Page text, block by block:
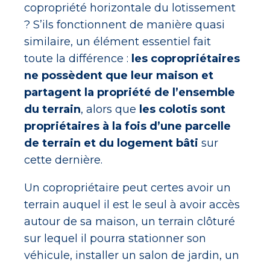
copropriété horizontale du lotissement
? S’ils fonctionnent de manière quasi
similaire, un élément essentiel fait
toute la différence : les copropriétaires
ne possèdent que leur maison et
partagent la propriété de l’ensemble
du terrain, alors que les colotis sont
propriétaires à la fois d’une parcelle
de terrain et du logement bâti sur
cette dernière.
Un copropriétaire peut certes avoir un
terrain auquel il est le seul à avoir accès
autour de sa maison, un terrain clôturé
sur lequel il pourra stationner son
véhicule, installer un salon de jardin, un